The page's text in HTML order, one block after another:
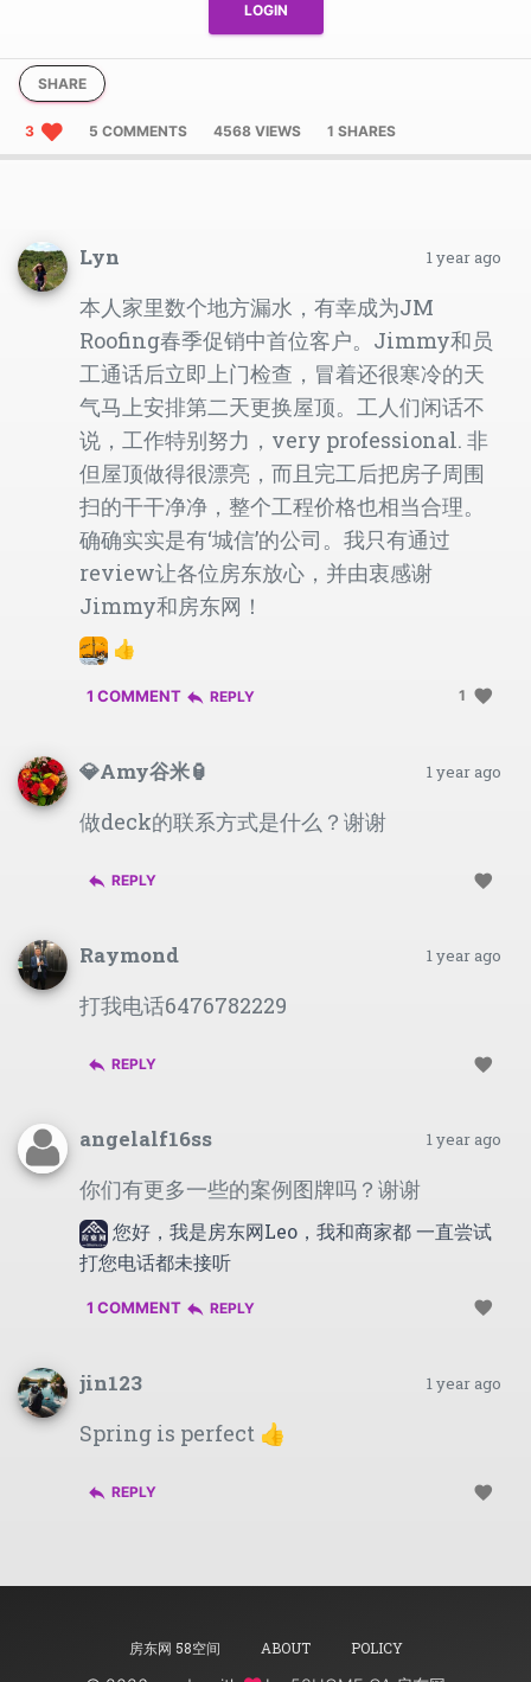
LOGIN
SHARE
3 5 COMMENTS 4568 VIEWS 1 SHARES
Lyn 1 year ago
本人家里数个地方漏水，有幸成为JM
Roofing春季促销中首位客户。Jimmy和员
工通话后立即上门检查，冒着还很寒冷的天
气马上安排第二天更换屋顶。工人们闲话不
说，工作特别努力，very professional. 非
但屋顶做得很漂亮，而且完工后把房子周围
扫的干干净净，整个工程价格也相当合理。
确确实实是有‘城信’的公司。我只有通过
review让各位房东放心，并由衷感谢
Jimmy和房东网！
👍
1 COMMENT reply REPLY 1 favorite
💎Amy谷米🏮 1 year ago
做deck的联系方式是什么？谢谢
reply REPLY favorite
Raymond 1 year ago
打我电话6476782229
reply REPLY favorite
angelalf16ss 1 year ago
你们有更多一些的案例图牌吗？谢谢
您好，我是房东网Leo，我和商家都 一直尝试
打您电话都未接听
1 COMMENT reply REPLY favorite
jin123 1 year ago
Spring is perfect 👍
reply REPLY favorite
房东网 58空间 ABOUT POLICY